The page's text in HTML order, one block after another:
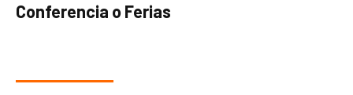
Conferencia o Ferias